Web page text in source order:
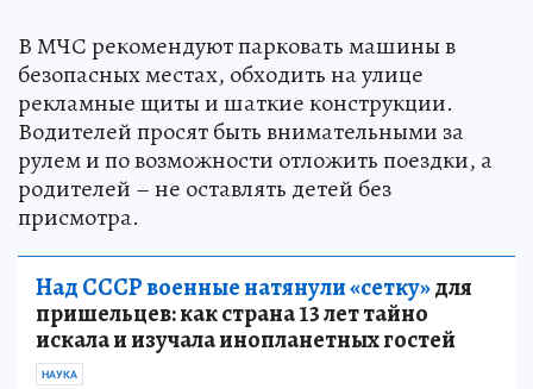
В МЧС рекомендуют парковать машины в
безопасных местах, обходить на улице
рекламные щиты и шаткие конструкции.
Водителей просят быть внимательными за
рулем и по возможности отложить поездки, а
родителей – не оставлять детей без
присмотра.
Над СССР военные натянули «сетку»для
пришельцев: как страна 13 лет тайно
искала и изучала инопланетных гостей
НАУКА